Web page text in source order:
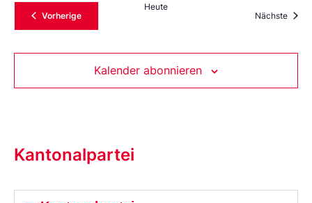
VorherigeVeranstaltungen
Heute
Nächste
Kalender abonnieren
Kantonalpartei